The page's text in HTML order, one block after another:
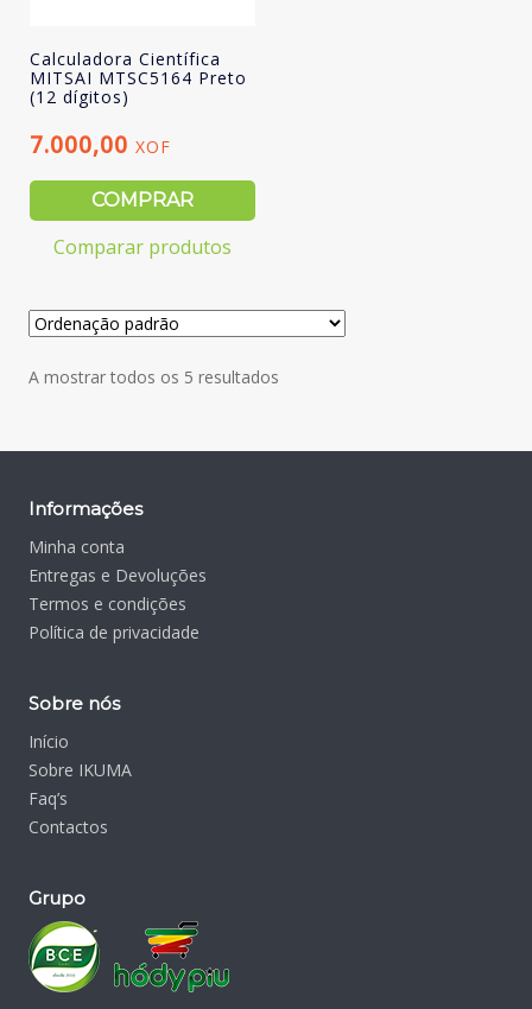
Calculadora Científica
MITSAI MTSC5164 Preto
(12 dígitos)
7.000,00 XOF
COMPRAR
Comparar produtos
A mostrar todos os 5 resultados
Informações
Minha conta
Entregas e Devoluções
Termos e condições
Política de privacidade
Sobre nós
Início
Sobre IKUMA
Faq’s
Contactos
Grupo